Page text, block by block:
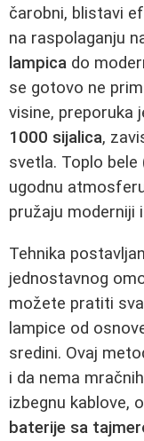
čarobni, blistavi
na raspolaganju
lampica do
se gotovo ne
visine, preporuka
1000 sijalica,
svetla. Toplo
ugodnu
pružaju moderniji
Tehnika
jednostavnog
možete pratiti
lampice od
sredini. Ovaj
i da nema
izbegnu kablove,
baterije sa